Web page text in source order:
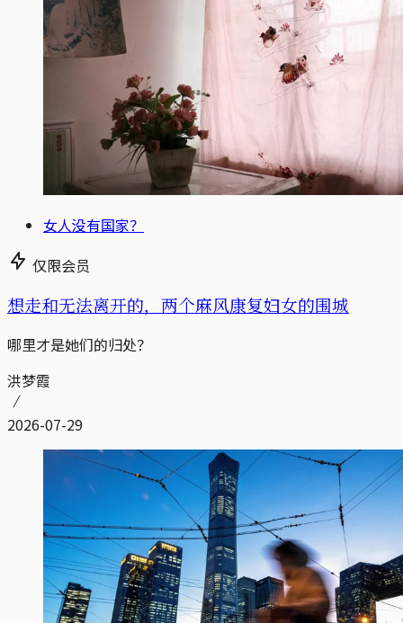
女人没有国家？
仅限会员
想走和无法离开的，两个麻风康复妇女的围城
哪里才是她们的归处？
洪梦霞
2026-07-29